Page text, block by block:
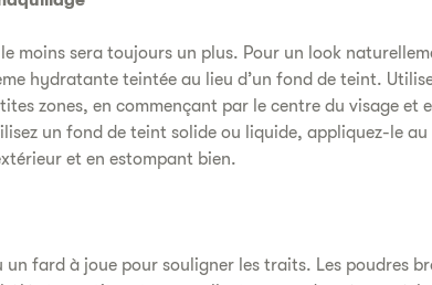
le moins sera toujours un plus. Pour un look
hydratante teintée au lieu d’un fond de teint.
zones, en commençant par le centre du visage et
un fond de teint solide ou liquide, appliquez-le au
et en estompant bien.
fard à joue pour souligner les traits. Les poudres